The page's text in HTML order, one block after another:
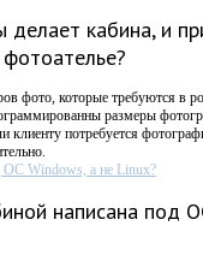
кабина, и
фото, которые требуются в
размеры
клиенту потребуется
ОС Windows, а не Linux?
написана под